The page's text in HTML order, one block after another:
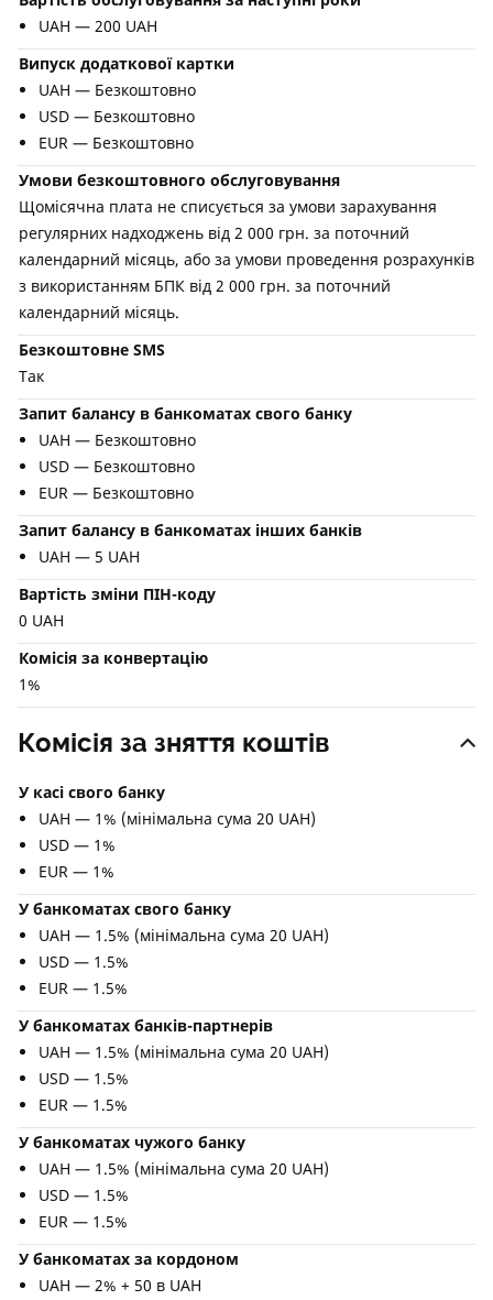
UAH — 200 UAH
Випуск додаткової картки
UAH — Безкоштовно
USD — Безкоштовно
EUR — Безкоштовно
Умови безкоштовного обслуговування
Щомісячна плата не списується за умови зарахування
регулярних надходжень від 2 000 грн. за поточний
календарний місяць, або за умови проведення розрахунків
з використанням БПК від 2 000 грн. за поточний
календарний місяць.
Безкоштовне SMS
Так
Запит балансу в банкоматах свого банку
UAH — Безкоштовно
USD — Безкоштовно
EUR — Безкоштовно
Запит балансу в банкоматах інших банків
UAH — 5 UAH
Вартість зміни ПІН-коду
0 UAH
Комісія за конвертацію
1%
Комісія за зняття коштів
У касі свого банку
UAH — 1% (мінімальна сума 20 UAH)
USD — 1%
EUR — 1%
У банкоматах свого банку
UAH — 1.5% (мінімальна сума 20 UAH)
USD — 1.5%
EUR — 1.5%
У банкоматах банків-партнерів
UAH — 1.5% (мінімальна сума 20 UAH)
USD — 1.5%
EUR — 1.5%
У банкоматах чужого банку
UAH — 1.5% (мінімальна сума 20 UAH)
USD — 1.5%
EUR — 1.5%
У банкоматах за кордоном
UAH — 2% + 50 в UAH